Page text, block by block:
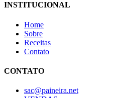
INSTITUCIONAL
Home
Sobre
Receitas
Contato
CONTATO
sac@paineira.net